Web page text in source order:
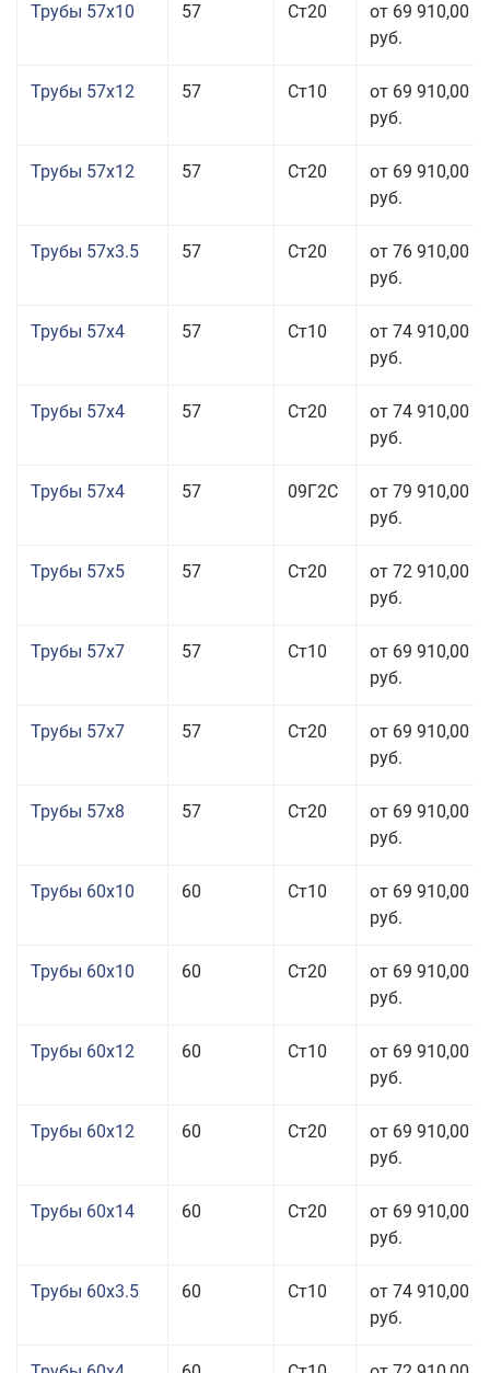
Трубы 57x10 57 Ст20
от 69 910,00
руб.
Трубы 57x12 57 Ст10
от 69 910,00
руб.
Трубы 57x12 57 Ст20
от 69 910,00
руб.
Трубы 57x3.5 57 Ст20
от 76 910,00
руб.
Трубы 57x4 57 Ст10
от 74 910,00
руб.
Трубы 57x4 57 Ст20
от 74 910,00
руб.
Трубы 57x4 57 09Г2С
от 79 910,00
руб.
Трубы 57x5 57 Ст20
от 72 910,00
руб.
Трубы 57x7 57 Ст10
от 69 910,00
руб.
Трубы 57x7 57 Ст20
от 69 910,00
руб.
Трубы 57x8 57 Ст20
от 69 910,00
руб.
Трубы 60x10 60 Ст10
от 69 910,00
руб.
Трубы 60x10 60 Ст20
от 69 910,00
руб.
Трубы 60x12 60 Ст10
от 69 910,00
руб.
Трубы 60x12 60 Ст20
от 69 910,00
руб.
Трубы 60x14 60 Ст20
от 69 910,00
руб.
Трубы 60x3.5 60 Ст10
от 74 910,00
руб.